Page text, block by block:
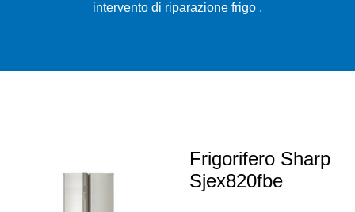
intervento di riparazione frigo .
Frigorifero Sharp
Sjex820fbe